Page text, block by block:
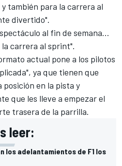
también para la carrera al
divertido".
al fin de semana...
carrera al sprint".
actual pone a los pilotos
ya que tienen que
en la pista y
que les lleve a empezar el
trasera de la parrilla.
leer:
los adelantamientos de F1 los